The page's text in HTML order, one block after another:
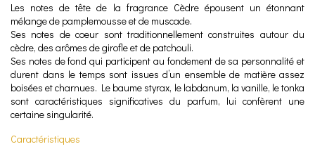
Les notes de tête de la fragrance Cèdre épousent un étonnant
mélange de pamplemousse et de muscade.
Ses notes de coeur sont traditionnellement construites autour du
cèdre, des arômes de girofle et de patchouli.
Ses notes de fond qui participent au fondement de sa personnalité et
durent dans le temps sont issues d’un ensemble de matière assez
boisées et charnues. Le baume styrax, le labdanum, la vanille, le tonka
sont caractéristiques significatives du parfum, lui confèrent une
certaine singularité.
Caractéristiques